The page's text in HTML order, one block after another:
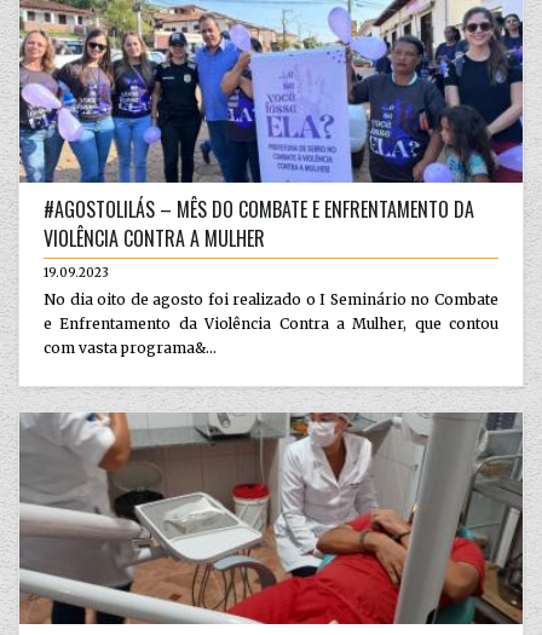
#AGOSTOLILÁS – MÊS DO COMBATE E ENFRENTAMENTO DA
VIOLÊNCIA CONTRA A MULHER
19.09.2023
No dia oito de agosto foi realizado o I Seminário no Combate
e Enfrentamento da Violência Contra a Mulher, que contou
com vasta programa&...